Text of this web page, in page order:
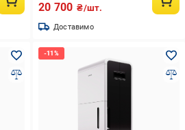
20 700 ₴/шт.
Доставимо